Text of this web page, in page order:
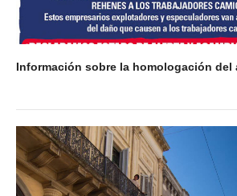
Información sobre la homologación del